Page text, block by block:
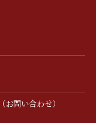
問い合わせ）